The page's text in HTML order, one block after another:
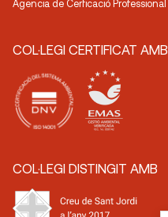
Agencia de Cerficació Professional
COL·LEGI CERTIFICAT AMB
COL·LEGI DISTINGIT AMB